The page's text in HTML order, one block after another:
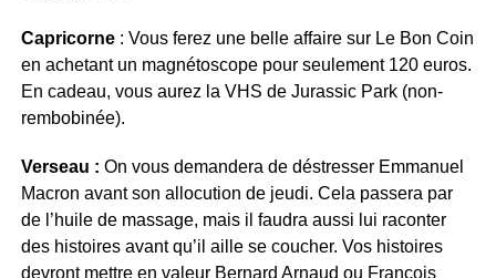
Capricorne : Vous ferez une belle affaire sur Le Bon Coin
en achetant un magnétoscope pour seulement 120 euros.
En cadeau, vous aurez la VHS de Jurassic Park (non-
rembobinée).
Verseau : On vous demandera de déstresser Emmanuel
Macron avant son allocution de jeudi. Cela passera par
de l’huile de massage, mais il faudra aussi lui raconter
des histoires avant qu’il aille se coucher. Vos histoires
devront mettre en valeur Bernard Arnaud ou François